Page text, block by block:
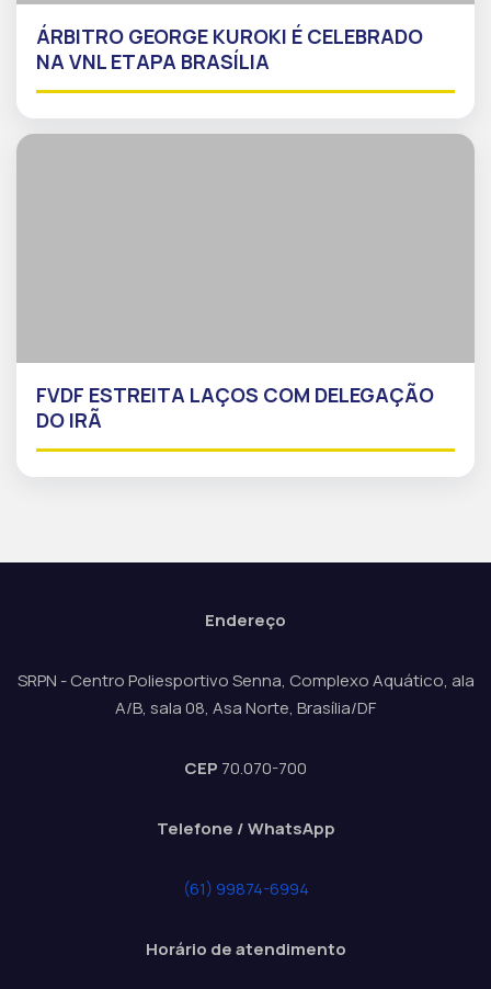
ÁRBITRO GEORGE KUROKI É CELEBRADO
NA VNL ETAPA BRASÍLIA
FVDF ESTREITA LAÇOS COM DELEGAÇÃO
DO IRÃ
Endereço
SRPN - Centro Poliesportivo Senna, Complexo Aquático, ala
A/B, sala 08, Asa Norte, Brasília/DF
CEP 70.070-700
Telefone / WhatsApp
(61) 99874-6994
Horário de atendimento